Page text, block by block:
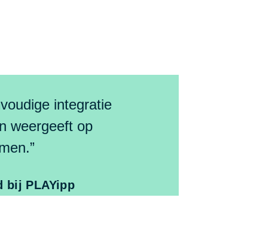
integratie
weergeeft op
bij PLAYipp